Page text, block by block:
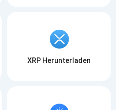
XRP Herunterladen